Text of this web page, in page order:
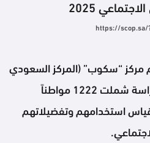
2025
https://scop.sa/
مركز “سكوب” (المركز السعودي
لاستطلاعات الرأي) بإجراء دراسة شملت 1222 مواطناً
قياس استخدامهم وتفضيلاتهم